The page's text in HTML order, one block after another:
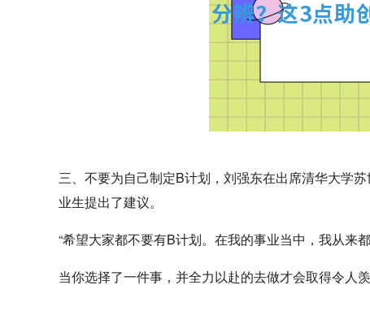
三、不要为自己制定B计划，刘强东在出席清华大学
业生提出了建议。
“希望大家都不要有B计划。在我的事业当中，我从来
当你选择了一件事，并全力以赴的去做才会取得令人羡